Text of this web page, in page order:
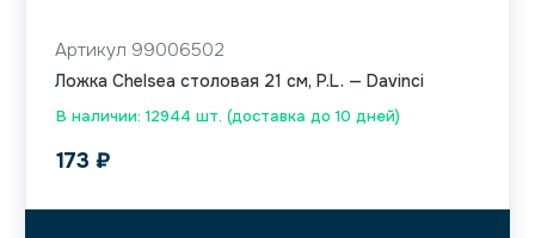
В наличии: 12944 шт. (доставка до 10 дней)
Артикул 99006502
Ложка Chelsea столовая 21 см, P.L. — Davinci
173 ₽